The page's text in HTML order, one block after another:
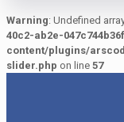
Warning: Undefined
40c2-ab2e-
content/plugins/
slider.php on line 57